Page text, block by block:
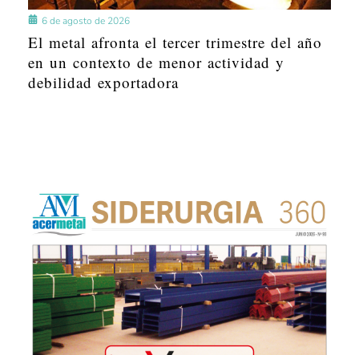
6 de agosto de 2026
El metal afronta el tercer trimestre del año
en un contexto de menor actividad y
debilidad exportadora